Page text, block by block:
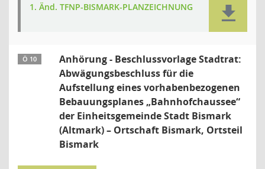
1. Änd. TFNP-BISMARK-PLANZEICHNUNG
Ö 10
Anhörung - Beschlussvorlage Stadtrat:
Abwägungsbeschluss für die
Aufstellung eines vorhabenbezogenen
Bebauungsplanes „Bahnhofchaussee“
der Einheitsgemeinde Stadt Bismark
(Altmark) – Ortschaft Bismark, Ortsteil
Bismark